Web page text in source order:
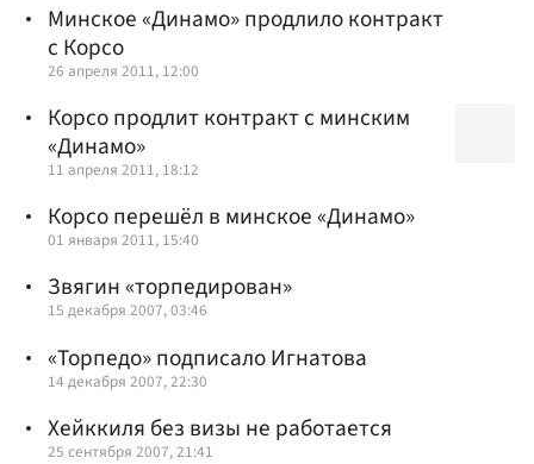
Минское «Динамо» продлило контракт
с Корсо
26 апреля 2011, 12:00
Корсо продлит контракт с минским
«Динамо»
11 апреля 2011, 18:12
Корсо перешёл в минское «Динамо»
01 января 2011, 15:40
Звягин «торпедирован»
15 декабря 2007, 03:46
«Торпедо» подписало Игнатова
14 декабря 2007, 22:30
Хейккиля без визы не работается
25 сентября 2007, 21:41